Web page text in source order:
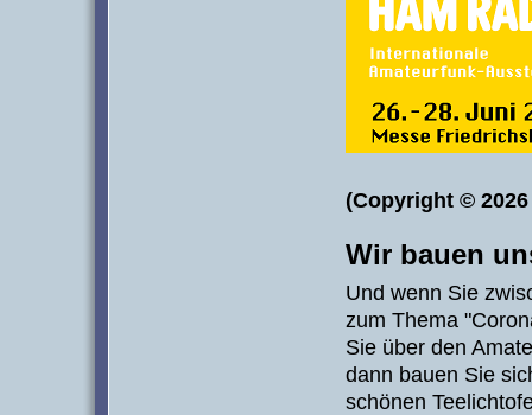
(Copyright ©
Wir bauen
Und wenn Sie
zum Thema
Sie über den
dann bauen Sie
schönen